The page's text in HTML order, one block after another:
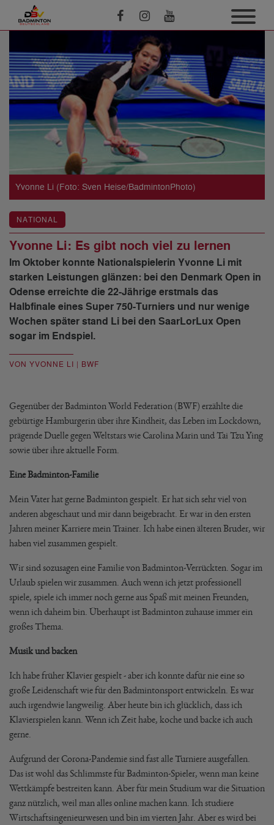
Yvonne Li (Foto: Sven Heise/BadmintonPhoto)
NATIONAL
Yvonne Li: Es gibt noch viel zu lernen
Im Oktober konnte Nationalspielerin Yvonne Li mit
starken Leistungen glänzen: bei den Denmark Open in
Odense erreichte die 22-Jährige erstmals das
Halbfinale eines Super 750-Turniers und nur wenige
Wochen später stand Li bei den SaarLorLux Open
sogar im Endspiel.
VON YVONNE LI | BWF
Gegenüber der Badminton World Federation (BWF) erzählte die
gebürtige Hamburgerin über ihre Kindheit, das Leben im Lockdown,
prägende Duelle gegen Weltstars wie Carolina Marin und Tai Tzu Ying
sowie über ihre aktuelle Form.
Eine Badminton-Familie
Mein Vater hat gerne Badminton gespielt. Er hat sich sehr viel von
anderen abgeschaut und mir dann beigebracht. Er war in den ersten
Jahren meiner Karriere mein Trainer. Ich habe einen älteren Bruder, wir
haben viel zusammen gespielt.
Wir sind sozusagen eine Familie von Badminton-Verrückten. Sogar im
Urlaub spielen wir zusammen. Auch wenn ich jetzt professionell
spiele, spiele ich immer noch gerne aus Spaß mit meinen Freunden,
wenn ich daheim bin. Überhaupt ist Badminton zuhause immer ein
großes Thema.
Musik und backen
Ich habe früher Klavier gespielt - aber ich konnte dafür nie eine so
große Leidenschaft wie für den Badmintonsport entwickeln. Es war
auch irgendwie langweilig. Aber heute bin ich glücklich, dass ich
Klavierspielen kann. Wenn ich Zeit habe, koche und backe ich auch
gerne.
Aufgrund der Corona-Pandemie sind fast alle Turniere ausgefallen.
Das ist wohl das Schlimmste für Badminton-Spieler, wenn man keine
Wettkämpfe bestreiten kann. Aber für mein Studium war die Situation
ganz nützlich, weil man alles online machen kann. Ich studiere
Wirtschaftsingenieurwesen und bin im vierten Jahr. Aber es wird bei